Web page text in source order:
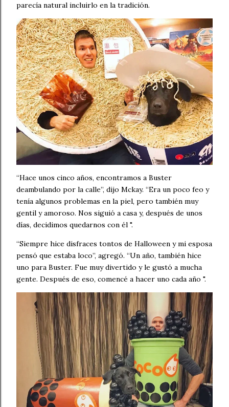
parecía natural incluirlo en la tradición.
“Hace unos cinco años, encontramos a Buster
deambulando por la calle”, dijo Mckay. “Era un poco feo y
tenía algunos problemas en la piel, pero también muy
gentil y amoroso. Nos siguió a casa y, después de unos
días, decidimos quedarnos con él ".
“Siempre hice disfraces tontos de Halloween y mi esposa
pensó que estaba loco”, agregó. “Un año, también hice
uno para Buster. Fue muy divertido y le gustó a mucha
gente. Después de eso, comencé a hacer uno cada año ".